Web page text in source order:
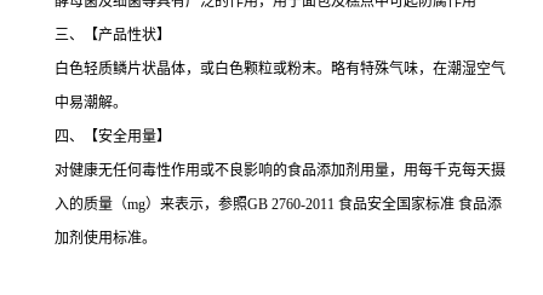
三、【产品性状】
白色轻质鳞片状晶体，或白色颗粒或粉末。略有特殊气味，在潮湿空气
中易潮解。
四、【安全用量】
对健康无任何毒性作用或不良影响的食品添加剂用量，用每千克每天摄
入的质量（mg）来表示，参照GB 2760-2011 食品安全国家标准 食品添
加剂使用标准。